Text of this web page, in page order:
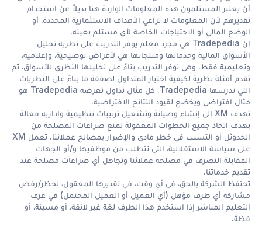
أن يعتبر المستلمون هذه المعلومات الواردة هنا بديلاً عن استخدام
تقديرهم لأن المعلومات لا تراعي الأهداف الاستثمارية المحددة، أو
الوضع المالي أو الاحتياجات الخاصة لأي مستلم بعينه.
إن Tradepedia هي مجرد معلم يوفر التدريب على نظرية تحليل
الأسواق المالية وخدماتها ومنتجاتها هي لأغراض توضيحية، وإعلامية،
وتعليمية فقط. وهي توفر التدريب بناءً على تحليلها النظري للأسواق، ثم
تقدم أمثلة نظرية لكيفية اختيار المتداول لصفقة ما بناءً على النظريات
التي تدرسها Tradepedia. كل مثال تداول تعرضه Tradepedia هو
مثال افتراضي ويخضع لقيود النتائج الافتراضية.
تهدف XM إلى إنشاء وصيانة وتشغيل ترتيبات تنظيمية وإدارية فعالة
بهدف اتخاذ جميع الخطوات المعقولة لمنع صراعات المصلحة من
الحدوثل أو التسبب في خطر مادي والإضرار بمصالح عملائنا. تعمل XM
على سياسة الاستقلالية، التي تتطلب من موظفيها و/أو الجهات
المقابلة التصرف في مصلحة عملائنا وتجاهل أي صراعات مصلحة عند
تقديم خدماتنا.
تحتفظ الشركة بالحق، في أي وقت، في تقديرها المعقول، لحظر/رفض
مشاركة أي طرف مؤهل (أي العميل أو العميل المحتمل) في غرف
التعليم المباشر إذا استخدم هذا الطرف لغة غير لائقة، أو مسيئة، أو
فظة.